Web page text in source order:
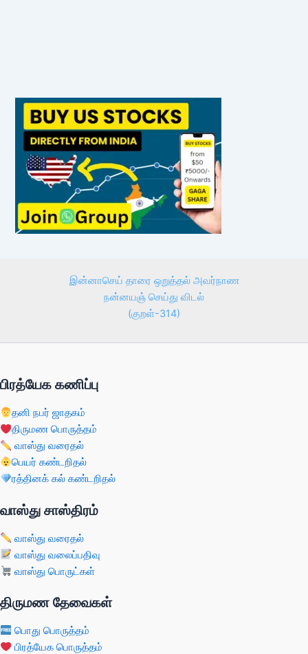
இன்னாசெய் தாரை ஒறுத்தல் அவர்நாண
நன்னயஞ் செய்து விடல்
(குறள்-314)
பிரத்யேக கணிப்பு
தனி நபர் ஜாதகம்
திருமண பொருத்தம்
வாஸ்து வரைதல்
பெயர் கண்டறிதல்
ரத்தினக் கல் கண்டறிதல்
வாஸ்து சாஸ்திரம்
வாஸ்து வரைதல்
வாஸ்து வலைப்பதிவு
வாஸ்து பொருட்கள்
திருமண தேவைகள்
பொது பொருத்தம்
பிரத்யேக பொருத்தம்